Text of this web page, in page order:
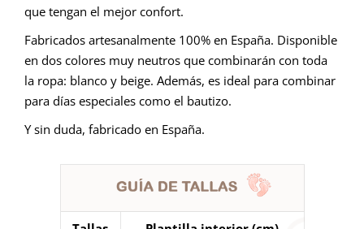
que tengan el mejor confort.
Fabricados artesanalmente 100% en España. Disponible
en dos colores muy neutros que combinarán con toda
la ropa: blanco y beige. Además, es ideal para combinar
para días especiales como el bautizo.
Y sin duda, fabricado en España.